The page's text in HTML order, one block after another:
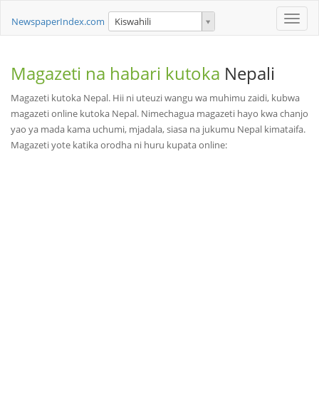
Toggle
NewspaperIndex.com Kiswahili
Magazeti na habari kutoka Nepali
Magazeti kutoka Nepal. Hii ni uteuzi wangu wa muhimu zaidi, kubwa
magazeti online kutoka Nepal. Nimechagua magazeti hayo kwa chanjo
yao ya mada kama uchumi, mjadala, siasa na jukumu Nepal kimataifa.
Magazeti yote katika orodha ni huru kupata online: